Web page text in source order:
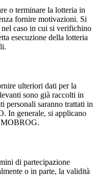
o terminare la lotteria in
fornire motivazioni. Si
caso in cui si verifichino
esecuzione della lotteria
ulteriori dati per la
sono già raccolti in
personali saranno trattati in
In generale, si applicano
MOBROG.
di partecipazione
o in parte, la validità